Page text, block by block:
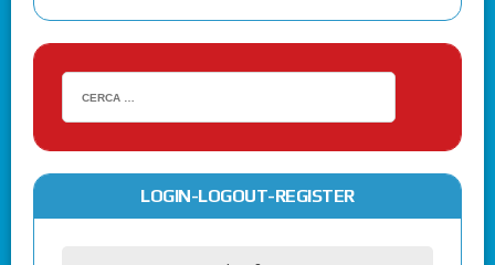
LOGIN-LOGOUT-REGISTER